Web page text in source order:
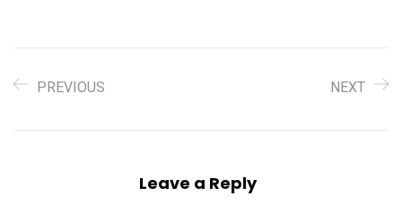
PREVIOUS NEXT
Leave a Reply